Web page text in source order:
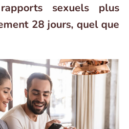
sexuels plus
28 jours, quel que